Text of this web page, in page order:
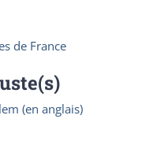
de France
(en anglais)